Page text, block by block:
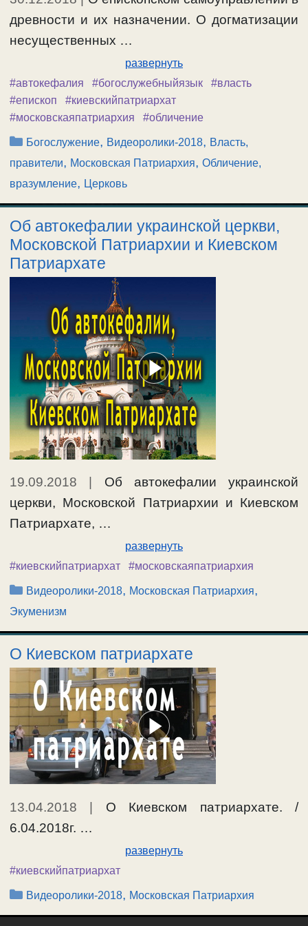
древности и их назначении. О догматизации
несущественных …
развернуть
#автокефалия
#богослужебныйязык
#власть
#епископ
#киевскийпатриархат
#московскаяпатриархия
#обличение
Рубрики
Богослужение, Видеоролики-2018, Власть,
правители, Московская Патриархия, Обличение,
вразумление, Церковь
Об автокефалии украинской церкви,
Московской Патриархии и Киевском
Патриархате
19.09.2018
Об автокефалии украинской
церкви, Московской Патриархии и Киевском
Патриархате, …
развернуть
#киевскийпатриархат
#московскаяпатриархия
Рубрики
Видеоролики-2018, Московская Патриархия,
Экуменизм
О Киевском патриархате
13.04.2018 | О Киевском патриархате. /
6.04.2018г. …
развернуть
#киевскийпатриархат
Рубрики
Видеоролики-2018, Московская Патриархия